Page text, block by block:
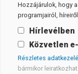
Hozzájárulok, hogy
programjairól,
Hírlevélben
Közvetlen
Részletes
bármikor